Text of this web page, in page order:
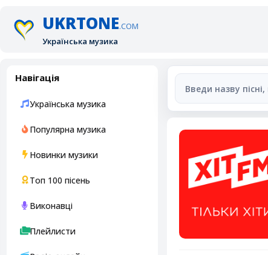
UKRTONE.COM
Українська музика
Навігація
Українська музика
Популярна музика
Новинки музики
Топ 100 пісень
Виконавці
Плейлисти